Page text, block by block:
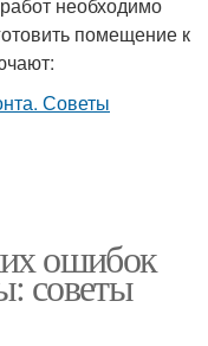
помещение к
ошибок
советы